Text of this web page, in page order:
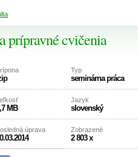
prípravné cvičenia
Typ
seminárna práca
MB
Jazyk
slovenský
úprava Zobrazené
2 803 x